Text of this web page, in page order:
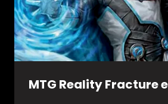
MTG Reality Fracture